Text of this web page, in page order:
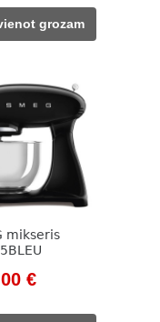
€.
799,00 €.
grozam
mikseris
€Current